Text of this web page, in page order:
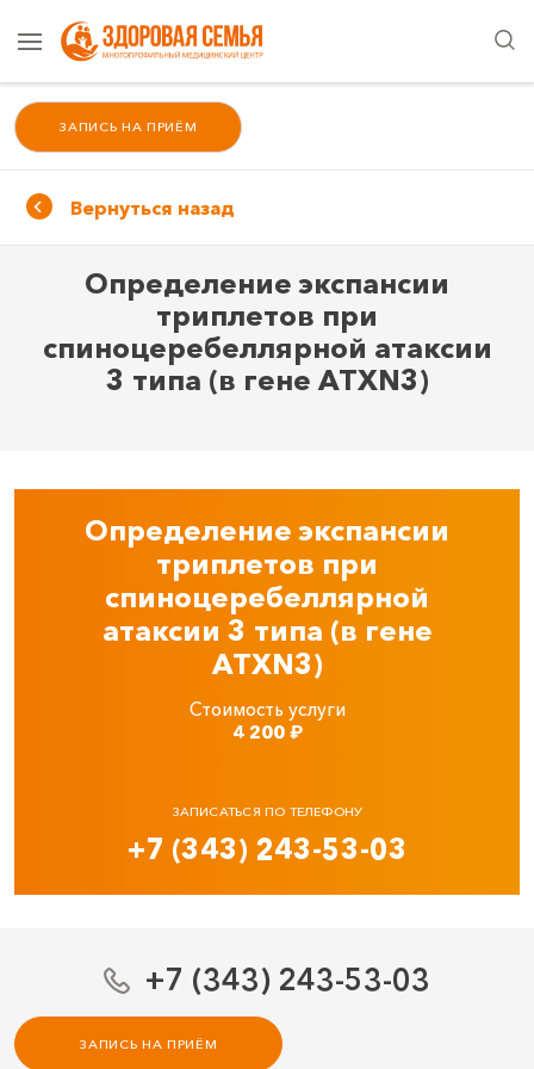
ЗАПИСЬ НА ПРИЁМ
Вернуться назад
Определение экспансии
триплетов при
спиноцеребеллярной атаксии
3 типа (в гене ATXN3)
Определение экспансии
триплетов при
спиноцеребеллярной
атаксии 3 типа (в гене
ATXN3)
Стоимость услуги
4 200₽
ЗАПИСАТЬСЯ ПО ТЕЛЕФОНУ
+7 (343) 243-53-03
+7 (343) 243-53-03
ЗАПИСЬ НА ПРИЁМ